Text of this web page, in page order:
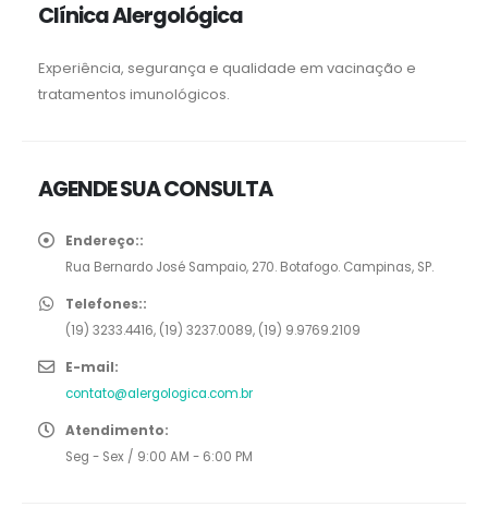
Clínica Alergológica
Experiência, segurança e qualidade em vacinação e
tratamentos imunológicos.
AGENDE SUA CONSULTA
Endereço::
Rua Bernardo José Sampaio, 270. Botafogo. Campinas, SP.
Telefones::
(19) 3233.4416, (19) 3237.0089, (19) 9.9769.2109
E-mail:
contato@alergologica.com.br
Atendimento:
Seg - Sex / 9:00 AM - 6:00 PM